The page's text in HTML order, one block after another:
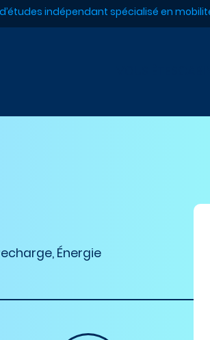
d’études indépendant spécialisé en
Énergie